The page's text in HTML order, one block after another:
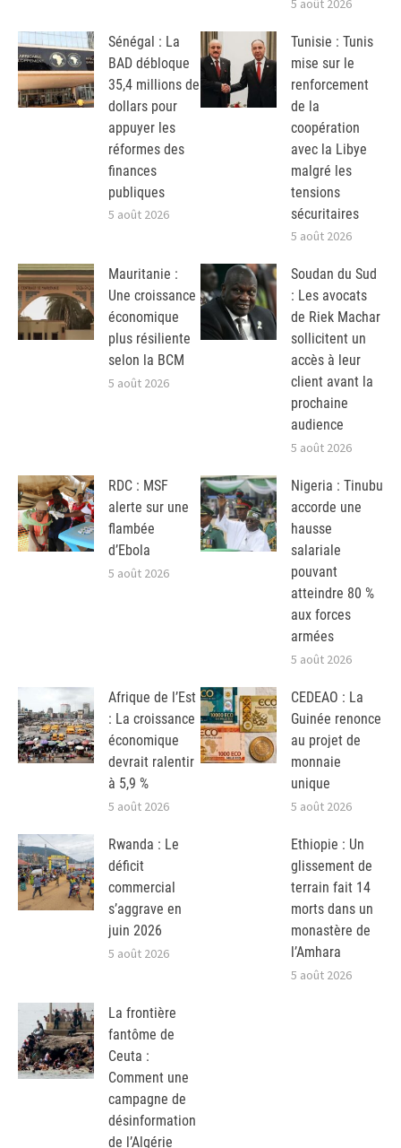
Sénégal : La
BAD débloque
35,4 millions de
dollars pour
appuyer les
réformes des
finances
publiques
5 août 2026
Tunisie : Tunis
mise sur le
renforcement
de la
coopération
avec la Libye
malgré les
tensions
sécuritaires
5 août 2026
Mauritanie :
Une croissance
économique
plus résiliente
selon la BCM
5 août 2026
Soudan du Sud
: Les avocats
de Riek Machar
sollicitent un
accès à leur
client avant la
prochaine
audience
5 août 2026
RDC : MSF
alerte sur une
flambée
d’Ebola
5 août 2026
Nigeria : Tinubu
accorde une
hausse
salariale
pouvant
atteindre 80 %
aux forces
armées
5 août 2026
Afrique de l’Est
: La croissance
économique
devrait ralentir
à 5,9 %
5 août 2026
CEDEAO : La
Guinée renonce
au projet de
monnaie
unique
5 août 2026
Rwanda : Le
déficit
commercial
s’aggrave en
juin 2026
5 août 2026
Ethiopie : Un
glissement de
terrain fait 14
morts dans un
monastère de
l’Amhara
5 août 2026
La frontière
fantôme de
Ceuta :
Comment une
campagne de
désinformation
de l’Algérie